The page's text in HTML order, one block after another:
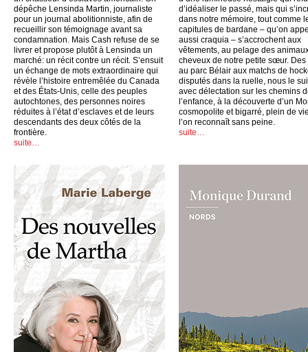
dépêche Lensinda Martin, journaliste
pour un journal abolitionniste, afin de
recueillir son témoignage avant sa
condamnation. Mais Cash refuse de se
livrer et propose plutôt à Lensinda un
marché: un récit contre un récit. S’ensuit
un échange de mots extraordinaire qui
révèle l’histoire entremêlée du Canada
et des États-Unis, celle des peuples
autochtones, des personnes noires
réduites à l’état d’esclaves et de leurs
descendants des deux côtés de la
frontière.
suite…
d’idéaliser le passé, mais qui
dans notre mémoire, tout comme
capitules de bardane – qu’on
aussi craquia – s’accrochent aux
vêtements, au pelage des
cheveux de notre petite sœur. Des
au parc Bélair aux matchs de
disputés dans la ruelle, nous le
avec délectation sur les chemins
l’enfance, à la découverte d’un
cosmopolite et bigarré, plein de
l’on reconnaît sans peine.
suite…